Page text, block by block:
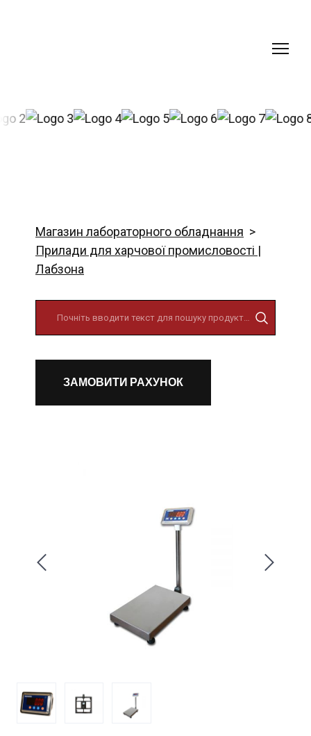
Магазин лабораторного обладнання
Прилади для харчової промисловості |
Лабзона
ЗАМОВИТИ РАХУНОК